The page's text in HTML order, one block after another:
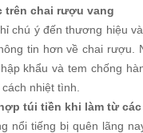
trên chai rượu vang
chú ý đến thương hiệu
tin hơn về chai rượu.
khẩu và tem chống
nhiệt tình.
túi tiền khi làm từ
nổi tiếng bị quên lãng